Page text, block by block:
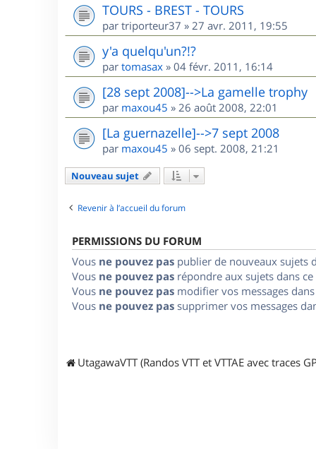
TOURS - BREST - TOURS
par triporteur37 » 27 avr. 2011, 19:55
y'a quelqu'un?!?
par tomasax » 04 févr. 2011, 16:14
[28 sept 2008]-->La gamelle trophy
par maxou45 » 26 août 2008, 22:01
[La guernazelle]-->7 sept 2008
par maxou45 » 06 sept. 2008, 21:21
Nouveau sujet
Revenir à l’accueil du forum
PERMISSIONS DU FORUM
Vous ne pouvez pas publier de nouveaux sujets
Vous ne pouvez pas répondre aux sujets dans
Vous ne pouvez pas modifier vos messages
Vous ne pouvez pas supprimer vos messages
UtagawaVTT (Randos VTT et VTTAE avec traces